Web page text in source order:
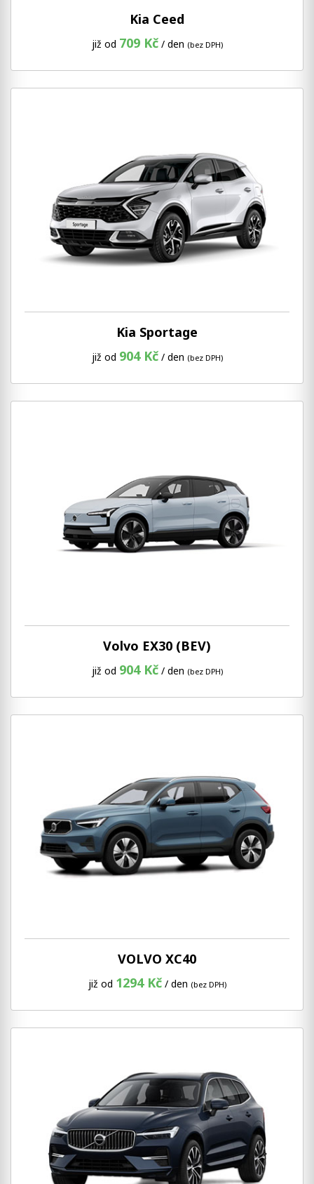
Kia Ceed
již od 709 Kč/ den (bez DPH)
Kia Sportage
již od 904 Kč/ den (bez DPH)
Volvo EX30 (BEV)
již od 904 Kč/ den (bez DPH)
VOLVO XC40
již od 1294 Kč/ den (bez DPH)